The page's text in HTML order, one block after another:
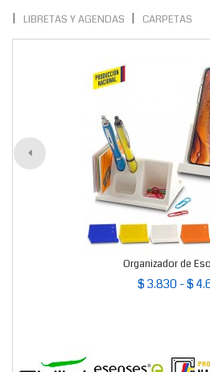
LIBRETAS Y AGENDAS
CARPETAS
Organizador de
$ 3.830 - $